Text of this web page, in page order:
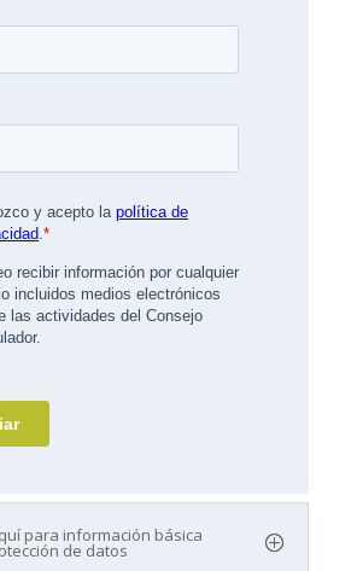
para información básica
de datos